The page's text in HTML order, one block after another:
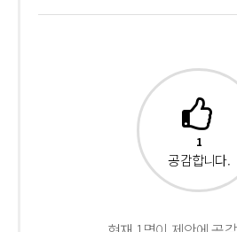
1
공감합니다.